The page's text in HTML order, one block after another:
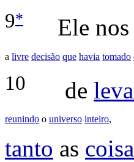
9* Ele nos
a livre decisão que havia tomado
10 de
reunindo o universo inteiro,
tanto as